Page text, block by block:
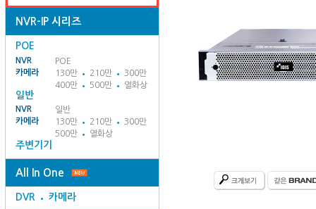
NVR-IP 시리즈
POE
NVR
POE
카메라
130만 210만
300만
400만
500만 열화상
일반
NVR
일반
카메라
130만 210만
300만
500만
열화상
주변기기
All In One
DVR 카메라